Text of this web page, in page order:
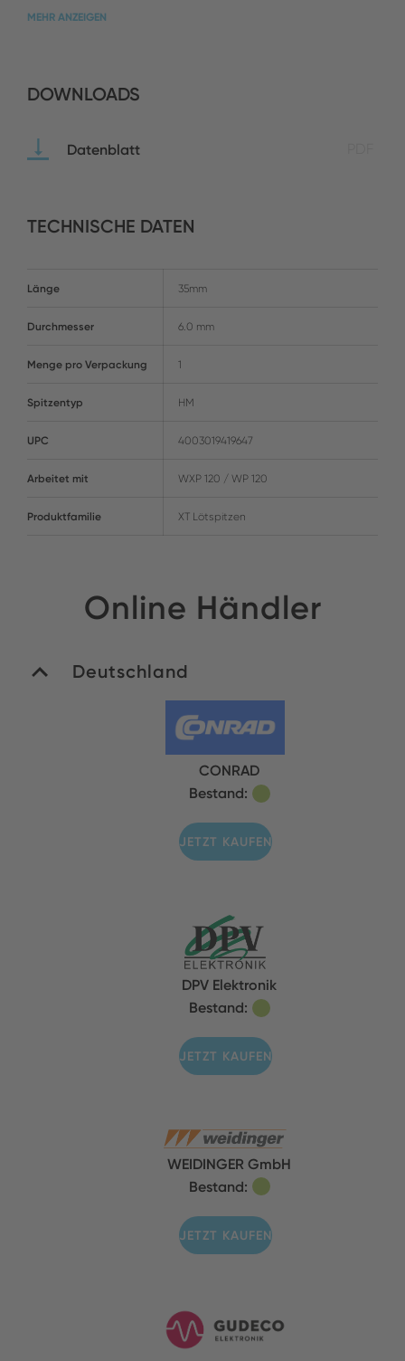
MEHR ANZEIGEN
DOWNLOADS
Datenblatt
TECHNISCHE DATEN
Länge 35mm
Durchmesser 6.0 mm
Menge pro Verpackung 1
Spitzentyp HM
UPC 4003019419647
Arbeitet mit WXP 120 / WP 120
Produktfamilie XT Lötspitzen
Online Händler
Deutschland
CONRAD
Bestand:
JETZT KAUFEN
DPV Elektronik
Bestand:
JETZT KAUFEN
WEIDINGER GmbH
Bestand:
JETZT KAUFEN